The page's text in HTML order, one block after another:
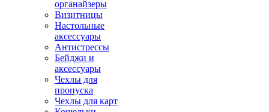
органайзеры
Визитницы
Настольные
аксессуары
Антистрессы
Бейджи и
аксессуары
Чехлы для
пропуска
Чехлы для карт